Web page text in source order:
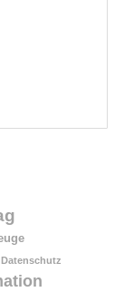
Datenschutz